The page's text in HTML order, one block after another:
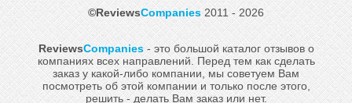
©ReviewsCompanies2011 - 2026
ReviewsCompanies- это большой каталог отзывов о
компаниях всех направлений. Перед тем как сделать
заказ у какой-либо компании, мы советуем Вам
посмотреть об этой компании и только после этого,
решить - делать Вам заказ или нет.